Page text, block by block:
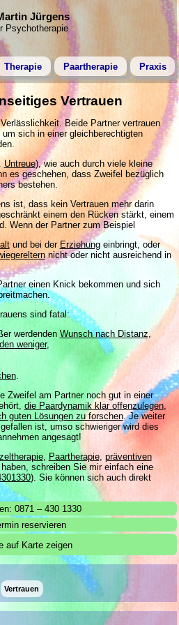
Jürgens
Psychotherapie
Therapie Paartherapie Praxis
Vertrauen
Beide Partner vertrauen
sich in einer gleichberechtigten
Untreue), wie auch durch viele kleine
es geschehen, dass Zweifel bezüglich
bestehen.
ist, dass kein Vertrauen mehr darin
einem den Rücken stärkt, einem
Wenn der Partner zum Beispiel
und bei der Erziehungeinbringt, oder
nicht oder nicht ausreichend in
einen Knick bekommen und sich
sind fatal:
werdenden Wunsch nach Distanz,
weniger,
.
Zweifel am Partner noch gut in einer
die Paardynamik klar offenzulegen,
guten Lösungen zu forschen. Je weiter
ist, umso schwieriger wird dies
angesagt!
, Paartherapie, präventiven
schreiben Sie mir einfach eine
). Sie können sich auch direkt
0871 – 430 1330
reservieren
auf Karte zeigen
Vertrauen